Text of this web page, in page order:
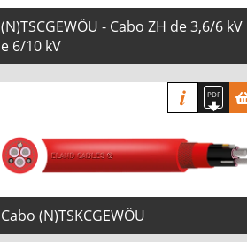
(N)TSCGEWÖU - Cabo ZH de 3,6/6 kV
e 6/10 kV
Cabo (N)TSKCGEWÖU